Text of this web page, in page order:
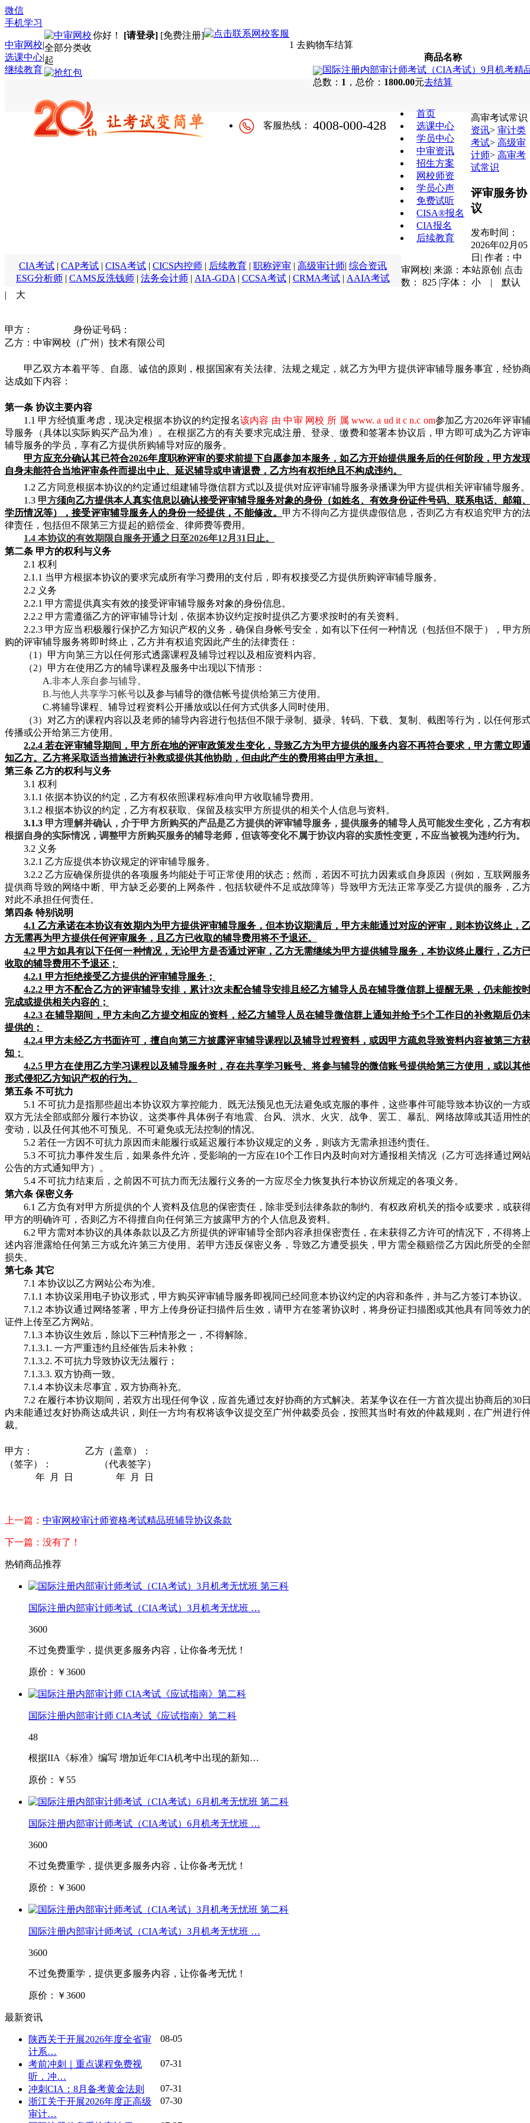
微信
手机学习
中审网校|
选课中心|
继续教育
你好！ [请登录] [免费注册]
1 去购物车结算
商品名称
国际注册内部审计师考试（CIA考试）9月机考精
总数： 1 ，总价： 1800.00元去结算
客服热线： 4008-000-428
全部分类收
起
首页
选课中心
学员中心
中审资讯
招生方案
网校师资
学员心声
免费试听
CISA®报名
CIA报名
后续教育
CIA考试 | CAP考试 | CISA考试 | CICS内控师 | 后续教育 | 职称评审 | 高级审计师| 综合资讯
ESG分析师 | CAMS反洗钱师 | 法务会计师 | AIA-GDA | CCSA考试 | CRMA考试 | AAIA考试
高审考试常识
资讯> 审计类
考试> 高级审
计师> 高审考
试常识
评审服务协
议
发布时间：
2026年02月05
日 | 作者：中
审网校| 来源：本站原创 | 点击
数： 825 |字体： 小 | 默认
| 大
甲方：
身份证号码：
乙方：中审网校（广州）技术有限公司
甲乙双方本着平等、自愿、诚信的原则，根据国家有关法律、法规之规定，就乙方为甲方提供评审辅导服务事宜，经协
达成如下内容：
第一条 协议主要内容
1.1 甲方经慎重考虑，现决定根据本协议的约定报名该内容 由 中审 网校 所 属 www. a ud it c n.c om参加乙方2026年评审
导服务（具体以实际购买产品为准）。在根据乙方的有关要求完成注册、登录、缴费和签署本协议后，甲方即可成为乙方评审
辅导服务的学员，享有乙方提供所购辅导对应的服务。
甲方应充分确认其已符合2026年度职称评审的要求前提下自愿参加本服务，如乙方开始提供服务后的任何阶段，甲方发
自身未能符合当地评审条件而提出中止、延迟辅导或申请退费，乙方均有权拒绝且不构成违约。
1.2 乙方同意根据本协议的约定通过组建辅导微信群方式以及提供对应评审辅导服务录播课为甲方提供相关评审辅导服务。
1.3 甲方须向乙方提供本人真实信息以确认接受评审辅导服务对象的身份（如姓名、有效身份证件号码、联系电话、邮箱、
学历情况等），接受评审辅导服务人的身份一经提供，不能修改。 甲方不得向乙方提供虚假信息，否则乙方有权追究甲方的
律责任，包括但不限第三方提起的赔偿金、律师费等费用。
1.4 本协议的有效期限自服务开通之日至2026年12月31日止。
第二条 甲方的权利与义务
2.1 权利
2.1.1 当甲方根据本协议的要求完成所有学习费用的支付后，即有权接受乙方提供所购评审辅导服务。
2.2 义务
2.2.1 甲方需提供真实有效的接受评审辅导服务对象的身份信息。
2.2.2 甲方需遵循乙方的评审辅导计划，依据本协议约定按时提供乙方要求按时的有关资料。
2.2.3 甲方应当积极履行保护乙方知识产权的义务，确保自身帐号安全，如有以下任何一种情况（包括但不限于），甲方
购的评审辅导服务将即时终止，乙方并有权追究因此产生的法律责任：
（1）甲方向第三方以任何形式透露课程及辅导过程以及相应资料内容。
（2）甲方在使用乙方的辅导课程及服务中出现以下情形：
A.非本人亲自参与辅导。
B.与他人共享学习帐号以及参与辅导的微信帐号提供给第三方使用。
C.将辅导课程、 辅导过程资料公开播放或以任何方式供多人同时使用。
（3）对乙方的课程内容以及老师的辅导内容进行包括但不限于录制、摄录、转码、下载、复制、截图等行为，以任何形
传播或公开给第三方使用。
2.2.4 若在评审辅导期间，甲方所在地的评审政策发生变化，导致乙方为甲方提供的服务内容不再符合要求，甲方需立即
知乙方。乙方将采取适当措施进行补救或提供其他协助，但由此产生的费用将由甲方承担。
第三条 乙方的权利与义务
3.1 权利
3.1.1 依据本协议的约定，乙方有权依照课程标准向甲方收取辅导费用。
3.1.2 根据本协议的约定，乙方有权获取、保留及核实甲方所提供的相关个人信息与资料。
3.1.3 甲方理解并确认，介于甲方所购买的产品是乙方提供的评审辅导服务，提供服务的辅导人员可能发生变化，乙方有
根据自身的实际情况，调整甲方所购买服务的辅导老师，但该等变化不属于协议内容的实质性变更，不应当被视为违约行为。
3.2 义务
3.2.1 乙方应提供本协议规定的评审辅导服务。
3.2.2 乙方应确保所提供的各项服务均能处于可正常使用的状态；然而，若因不可抗力因素或自身原因（例如，互联网服务
提供商导致的网络中断、甲方缺乏必要的上网条件，包括软硬件不足或故障等）导致甲方无法正常享受乙方提供的服务，乙
对此不承担任何责任。
第四条 特别说明
4.1 乙方承诺在本协议有效期内为甲方提供评审辅导服务，但本协议期满后，甲方未能通过对应的评审，则本协议终止，乙
方无需再为甲方提供任何评审服务，且乙方已收取的辅导费用将不予退还。
4.2 甲方如具有以下任何一种情况，无论甲方是否通过评审，乙方无需继续为甲方提供辅导服务，本协议终止履行，乙方
收取的辅导费用不予退还；
4.2.1 甲方拒绝接受乙方提供的评审辅导服务；
4.2.2 甲方不配合乙方的评审辅导安排，累计3次未配合辅导安排且经乙方辅导人员在辅导微信群上提醒无果，仍未能按
完成或提供相关内容的；
4.2.3 在辅导期间，甲方未向乙方提交相应的资料，经乙方辅导人员在辅导微信群上通知并给予5个工作日的补救期后仍
提供的；
4.2.4 甲方未经乙方书面许可，擅自向第三方披露评审辅导课程以及辅导过程资料，或因甲方疏忽导致资料内容被第三方
知；
4.2.5 甲方在使用乙方学习课程以及辅导服务时，存在共享学习账号、将参与辅导的微信账号提供给第三方使用，或以其
形式侵犯乙方知识产权的行为。
第五条 不可抗力
5.1 不可抗力是指那些超出本协议双方掌控能力、既无法预见也无法避免或克服的事件，这些事件可能导致本协议的一方
双方无法全部或部分履行本协议。这类事件具体例子有地震、台风、洪水、火灾、战争、罢工、暴乱、网络故障或其适用性的
变动，以及任何其他不可预见、不可避免或无法控制的情况。
5.2 若任一方因不可抗力原因而未能履行或延迟履行本协议规定的义务，则该方无需承担违约责任。
5.3 不可抗力事件发生后，如果条件允许，受影响的一方应在10个工作日内及时向对方通报相关情况（乙方可选择通过网
公告的方式通知甲方）。
5.4 不可抗力结束后，之前因不可抗力而无法履行义务的一方应尽全力恢复执行本协议所规定的各项义务。
第六条 保密义务
6.1 乙方负有对甲方所提供的个人资料及信息的保密责任，除非受到法律条款的制约、有权政府机关的指令或要求，或获
甲方的明确许可，否则乙方不得擅自向任何第三方披露甲方的个人信息及资料。
6.2 甲方需对本协议的具体条款以及乙方所提供的评审辅导全部内容承担保密责任，在未获得乙方许可的情况下，不得将
述内容泄露给任何第三方或允许第三方使用。若甲方违反保密义务，导致乙方遭受损失，甲方需全额赔偿乙方因此所受的全部
损失。
第七条 其它
7.1 本协议以乙方网站公布为准。
7.1.1 本协议采用电子协议形式，甲方购买评审辅导服务即视同已经同意本协议约定的内容和条件，并与乙方签订本协议。
7.1.2 本协议通过网络签署，甲方上传身份证扫描件后生效，请甲方在签署协议时，将身份证扫描图或其他具有同等效力的
证件上传至乙方网站。
7.1.3 本协议生效后，除以下三种情形之一，不得解除。
7.1.3.1. 一方严重违约且经催告后未补救；
7.1.3.2. 不可抗力导致协议无法履行；
7.1.3.3. 双方协商一致。
7.1.4 本协议未尽事宜，双方协商补充。
7.2 在履行本协议期间，若双方出现任何争议，应首先通过友好协商的方式解决。若某争议在任一方首次提出协商后的30日
内未能通过友好协商达成共识，则任一方均有权将该争议提交至广州仲裁委员会，按照其当时有效的仲裁规则，在广州进行仲
裁。
甲方：
乙方（盖章）：
（签字）：
（代表签字）
年 月 日 年 月 日
上一篇： 中审网校审计师资格考试精品班辅导协议条款
下一篇：没有了！
热销商品推荐
国际注册内部审计师考试（CIA考试）3月机考无忧班 …
3600
不过免费重学，提供更多服务内容，让你备考无忧！
原价：￥3600
国际注册内部审计师 CIA考试《应试指南》第二科
48
根据IIA《标准》编写 增加近年CIA机考中出现的新知…
原价：￥ 55
国际注册内部审计师考试（CIA考试）6月机考无忧班 …
3600
不过免费重学，提供更多服务内容，让你备考无忧！
原价：￥3600
国际注册内部审计师考试（CIA考试）3月机考无忧班 …
3600
不过免费重学，提供更多服务内容，让你备考无忧！
原价：￥3600
最新资讯
08-05
陕西关于开展2026年度全省审
计系…
07-31
考前冲刺｜重点课程免费视
听，冲…
07-31
冲刺CIA：8月备考黄金法则
07-30
浙江关于开展2026年度正高级
审计…